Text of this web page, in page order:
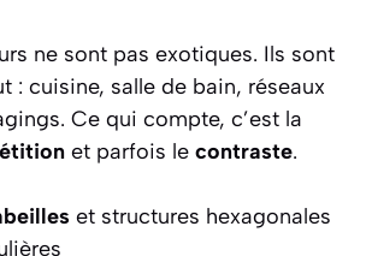
ne sont pas exotiques. Ils sont
: cuisine, salle de bain, réseaux
Ce qui compte, c’est la
et parfois le contraste.
et structures hexagonales